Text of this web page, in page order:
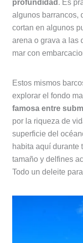
profundidad . Es
algunos barrancos,
cortan en algunos
arena o grava a las
mar con
Estos mismos
explorar el fondo
famosa entre
por la riqueza de
superficie del
habita aquí durante
tamaño y delfines
Todo un deleite